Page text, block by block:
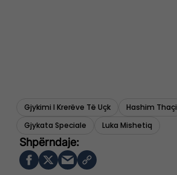
Gjykimi I Krerëve Të Uçk
Hashim Thaçi
Gjykata Speciale
Luka Mishetiq